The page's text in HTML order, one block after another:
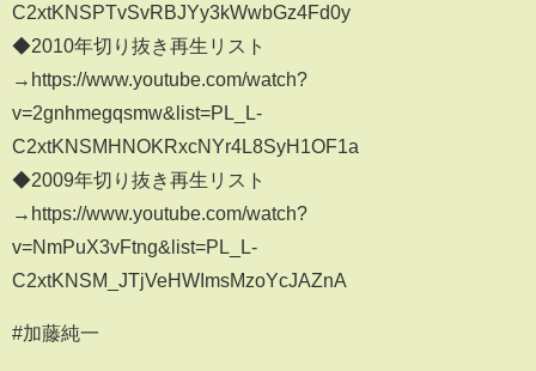
C2xtKNSPTvSvRBJYy3kWwbGz4Fd0y
◆2010年切り抜き再生リスト
→https://www.youtube.com/watch?
v=2gnhmegqsmw&list=PL_L-
C2xtKNSMHNOKRxcNYr4L8SyH1OF1a
◆2009年切り抜き再生リスト
→https://www.youtube.com/watch?
v=NmPuX3vFtng&list=PL_L-
C2xtKNSM_JTjVeHWImsMzoYcJAZnA
#加藤純一